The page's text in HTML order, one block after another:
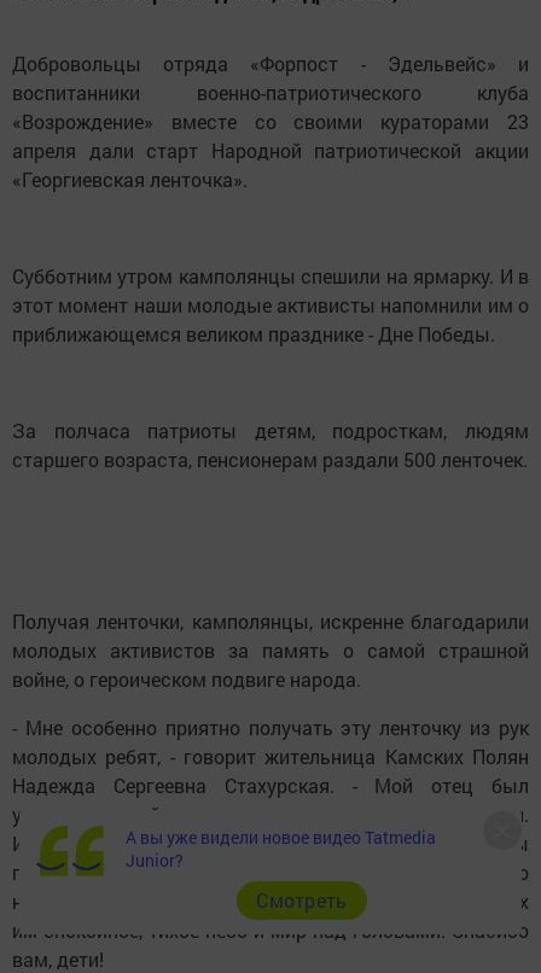
Добровольцы отряда «Форпост - Эдельвейс» и
воспитанники военно-патриотического клуба
«Возрождение» вместе со своими кураторами 23
апреля дали старт Народной патриотической акции
«Георгиевская ленточка».
Субботним утром камполянцы спешили на ярмарку. И в
этот момент наши молодые активисты напомнили им о
приближающемся великом празднике - Дне Победы.
За полчаса патриоты детям, подросткам, людям
старшего возраста, пенсионерам раздали 500 ленточек.
Получая ленточки, камполянцы, искренне благодарили
молодых активистов за память о самой страшной
войне, о героическом подвиге народа.
- Мне особенно приятно получать эту ленточку из рук
молодых ребят, - говорит жительница Камских Полян
Надежда Сергеевна Стахурская. - Мой отец был
участником войны, мои свекор со свекровью воевали.
И когда начинают проводить такие акции, у меня слезы
подступают к глазам. Эти ленточки говорят о том, что
наши дети помнят и ценят подвиг людей, подаривших
им спокойное, тихое небо и мир над головами. Спасибо
вам, дети!
А вы уже видели новое видео Tatmedia
Junior?
Cмотреть